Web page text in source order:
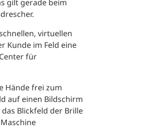
gilt gerade beim
virtuellen
Kunde im Feld eine
für
Hände frei zum
auf einen Bildschirm
Blickfeld der Brille